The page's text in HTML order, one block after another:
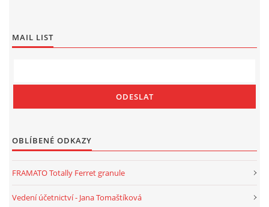
MAIL LIST
OBLÍBENÉ ODKAZY
FRAMATO Totally Ferret granule
Vedení účetnictví - Jana Tomaštíková